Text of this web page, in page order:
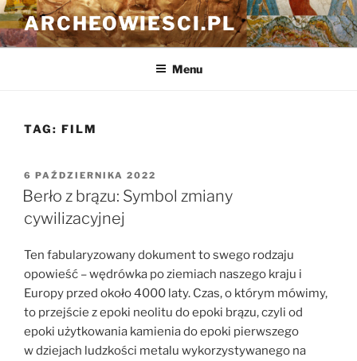
Przejdź
do
treści
ARCHEOWIESCI.PL
Menu
TAG: FILM
OPUBLIKOWANE
W
6 PAŹDZIERNIKA 2022
Berło z brązu: Symbol zmiany
cywilizacyjnej
Ten fabularyzowany dokument to swego rodzaju
opowieść – wędrówka po ziemiach naszego kraju i
Europy przed około 4000 laty. Czas, o którym mówimy,
to przejście z epoki neolitu do epoki brązu, czyli od
epoki użytkowania kamienia do epoki pierwszego
w dziejach ludzkości metalu wykorzystywanego na